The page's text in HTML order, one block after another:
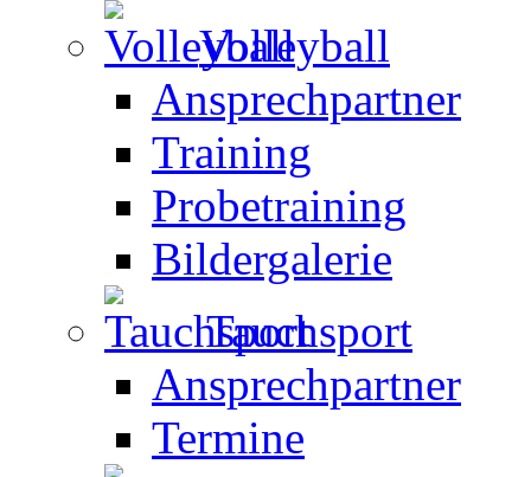
Volleyball
Ansprechpartner
Training
Probetraining
Bildergalerie
Tauchsport
Ansprechpartner
Termine